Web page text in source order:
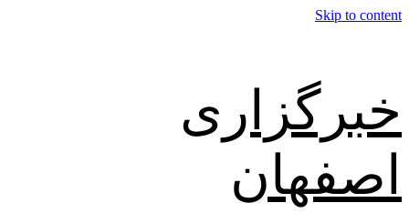
Skip to content
خبرگزاری
اصفهان